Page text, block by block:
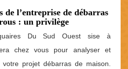
de l’entreprise de débarras
: un privilège
Du Sud Ouest sise à
chez vous pour analyser et
projet débarras de maison.